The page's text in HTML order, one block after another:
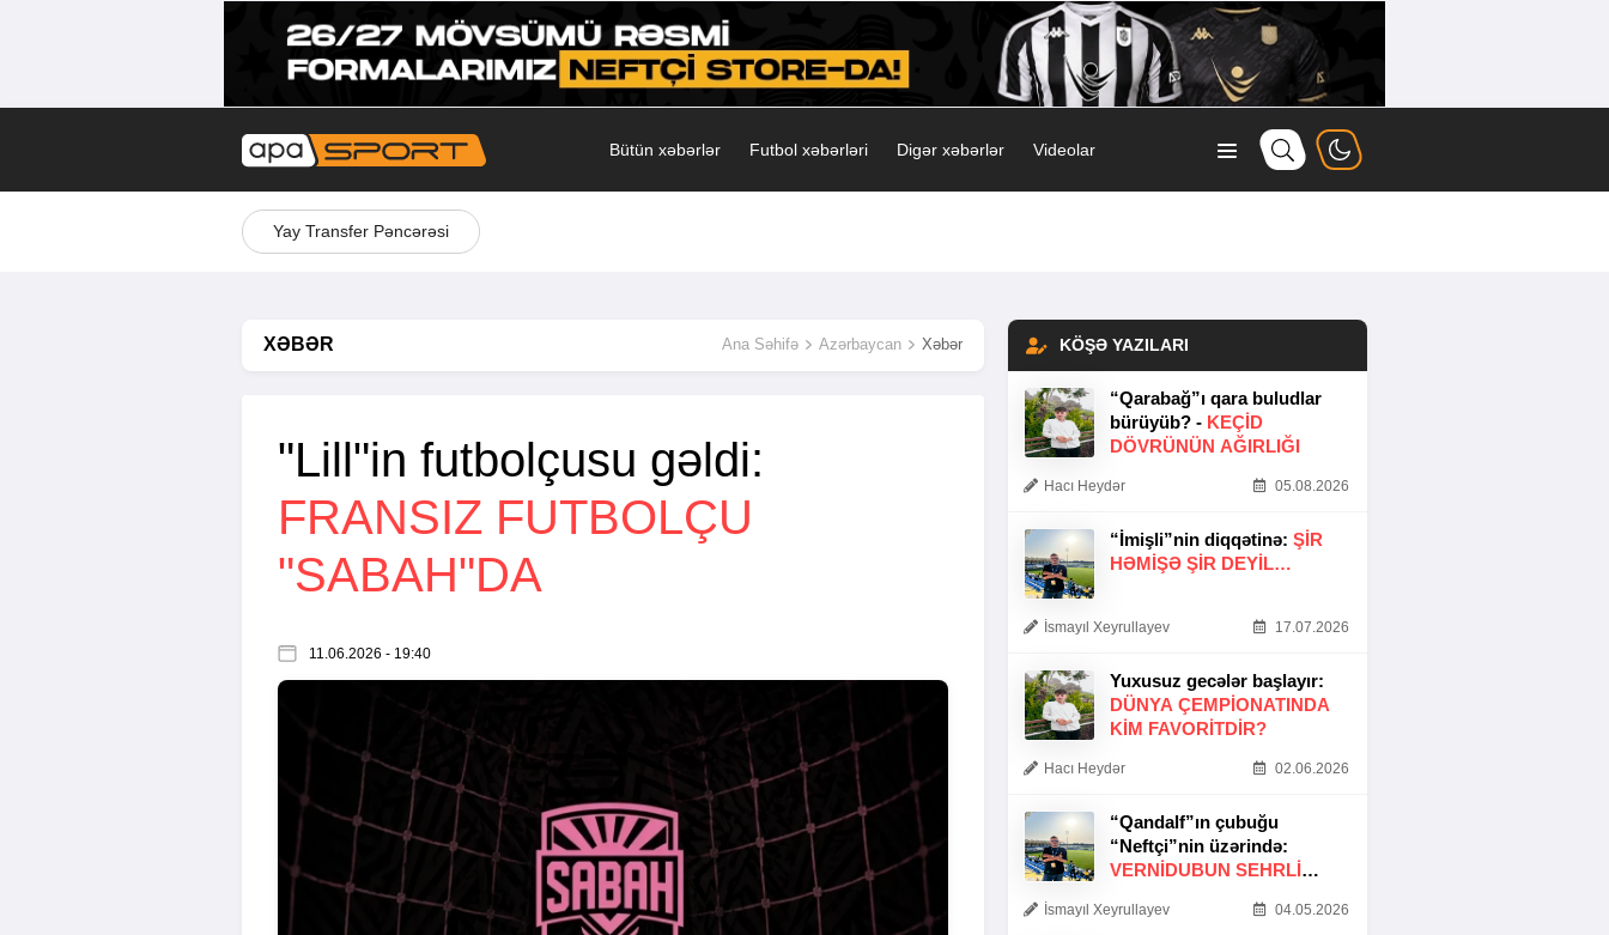
Bütün xəbərlər Futbol xəbərləri Digər xəbərlər Videolar
Yay Transfer Pəncərəsi
XƏBƏR Ana Səhifə Azərbaycan Xəbər
"Lill"in futbolçusu gəldi:
FRANSIZ FUTBOLÇU
"SABAH"DA
11.06.2026 - 19:40
KÖŞƏ YAZILARI
“Qarabağ”ı qara buludlar
bürüyüb? - KEÇID
DÖVRÜNÜN AĞIRLIĞI
Hacı Heydər 05.08.2026
“İmişli”nin diqqətinə: ŞIR
HƏMIŞƏ ŞIR DEYIL…
İsmayıl Xeyrullayev 17.07.2026
Yuxusuz gecələr başlayır:
DÜNYA ÇEMPIONATINDA
KIM FAVORITDIR?
Hacı Heydər 02.06.2026
“Qandalf”ın çubuğu
“Neftçi”nin üzərində:
VERNİDUBUN SEHRLİ
İsmayıl Xeyrullayev 04.05.2026